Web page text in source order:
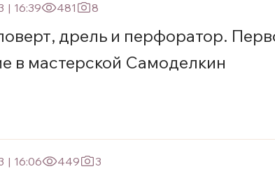
| 16:39 481 8
дрель и перфоратор.
в мастерской Самоделкин
| 16:06 449 3